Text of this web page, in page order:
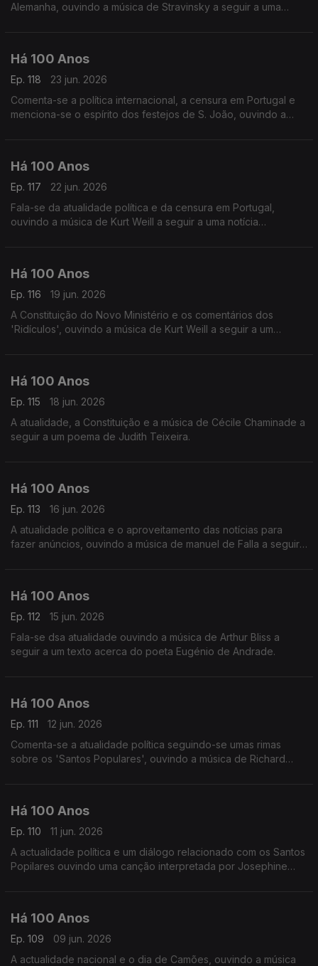
Alemanha, ouvindo a música de Stravinsky a seguir a uma
Há 100 Anos
Ep. 118
23 jun. 2026
Comenta-se a política internacional, a censura em Portugal e
menciona-se o espírito dos festejos de S. João, ouvindo a
Há 100 Anos
Ep. 117
22 jun. 2026
Fala-se da atualidade política e da censura em Portugal,
ouvindo a música de Kurt Weill a seguir a uma notícia
Há 100 Anos
Ep. 116
19 jun. 2026
A Constituição do Novo Ministério e os comentários dos
'Ridículos', ouvindo a música de Kurt Weill a seguir a um
Há 100 Anos
Ep. 115
18 jun. 2026
A atualidade, a Constituição e a música de Cécile Chaminade a
seguir a um poema de Judith Teixeira.
Há 100 Anos
Ep. 113
16 jun. 2026
A atualidade política e o aproveitamento das notícias para
fazer anúncios, ouvindo a música de manuel de Falla a seguir
Há 100 Anos
Ep. 112
15 jun. 2026
Fala-se dsa atualidade ouvindo a música de Arthur Bliss a
seguir a um texto acerca do poeta Eugénio de Andrade.
Há 100 Anos
Ep. 111
12 jun. 2026
Comenta-se a atualidade política seguindo-se umas rimas
sobre os 'Santos Populares', ouvindo a música de Richard
Há 100 Anos
Ep. 110
11 jun. 2026
A actualidade política e um diálogo relacionado com os Santos
Popilares ouvindo uma canção interpretada por Josephine
Há 100 Anos
Ep. 109
09 jun. 2026
A actualidade nacional e o dia de Camões, ouvindo a música